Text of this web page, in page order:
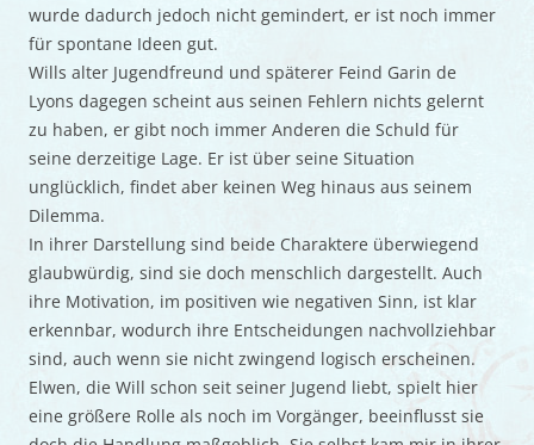
wurde dadurch jedoch nicht gemindert, er ist noch immer
für spontane Ideen gut.
Wills alter Jugendfreund und späterer Feind Garin de
Lyons dagegen scheint aus seinen Fehlern nichts gelernt
zu haben, er gibt noch immer Anderen die Schuld für
seine derzeitige Lage. Er ist über seine Situation
unglücklich, findet aber keinen Weg hinaus aus seinem
Dilemma.
In ihrer Darstellung sind beide Charaktere überwiegend
glaubwürdig, sind sie doch menschlich dargestellt. Auch
ihre Motivation, im positiven wie negativen Sinn, ist klar
erkennbar, wodurch ihre Entscheidungen nachvollziehbar
sind, auch wenn sie nicht zwingend logisch erscheinen.
Elwen, die Will schon seit seiner Jugend liebt, spielt hier
eine größere Rolle als noch im Vorgänger, beeinflusst sie